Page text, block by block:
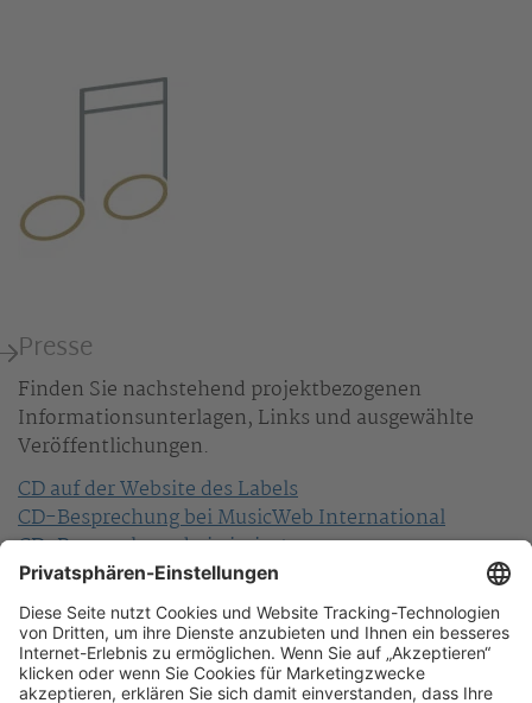
Presse
Finden Sie nachstehend projektbezogenen
Informationsunterlagen, Links und ausgewählte
Veröffentlichungen.
CD auf der Website des Labels
CD-Besprechung bei MusicWeb International
CD-Besprechung bei pizzicato
CD-Besprechung bei Gramophone
CD-Besprechung bei Tunite music
CD-Trailer Part 1
CD-Trailer Part 2